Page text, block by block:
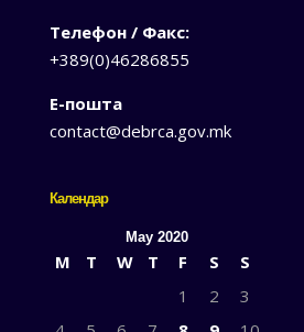
Телефон / Факс:
+389(0)46286855
Е-пошта
contact@debrca.gov.mk
Календар
May 2020
M T W T F S
S
1
2
3